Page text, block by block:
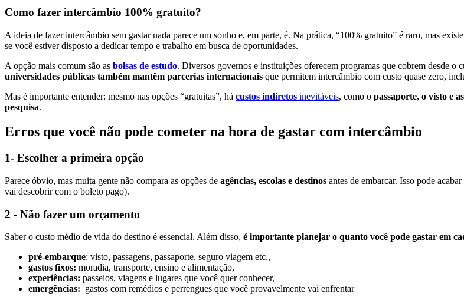
Como fazer intercâmbio 100% gratuito?
A ideia de fazer intercâmbio sem gastar nada parece um sonho e, em parte, é. Na prática, “100% gratuito” é raro, mas
se você estiver disposto a dedicar tempo e trabalho em busca de oportunidades.
A opção mais comum são as bolsas de estudo. Diversos governos e instituições oferecem programas que cobrem desde
universidades públicas também mantêm parcerias internacionais que permitem intercâmbio com custo quase zero,
Mas é importante entender: mesmo nas opções “gratuitas”, há custos indiretos inevitáveis, como o passaporte, o visto e
pesquisa.
Erros que você não pode cometer na hora de gastar com intercâmbio
1- Escolher a primeira opção
Parece óbvio, mas muita gente não compara as opções de agências, escolas e destinos antes de embarcar. Isso pode
vai descobrir com o boleto pago).
2 - Não fazer um orçamento
Saber o custo médio de vida do destino é essencial. Além disso, é importante planejar o quanto você pode gastar em
pré-embarque: visto, passagens, passaporte, seguro viagem etc.,
gastos fixos: moradia, transporte, ensino e alimentação,
experiências: passeios, viagens e lugares que você quer conhecer,
emergências: gastos com remédios e perrengues que você provavelmente vai enfrentar